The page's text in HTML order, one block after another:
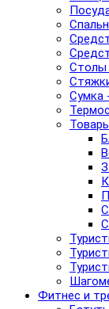
Столы
Сумка
Фитнес и